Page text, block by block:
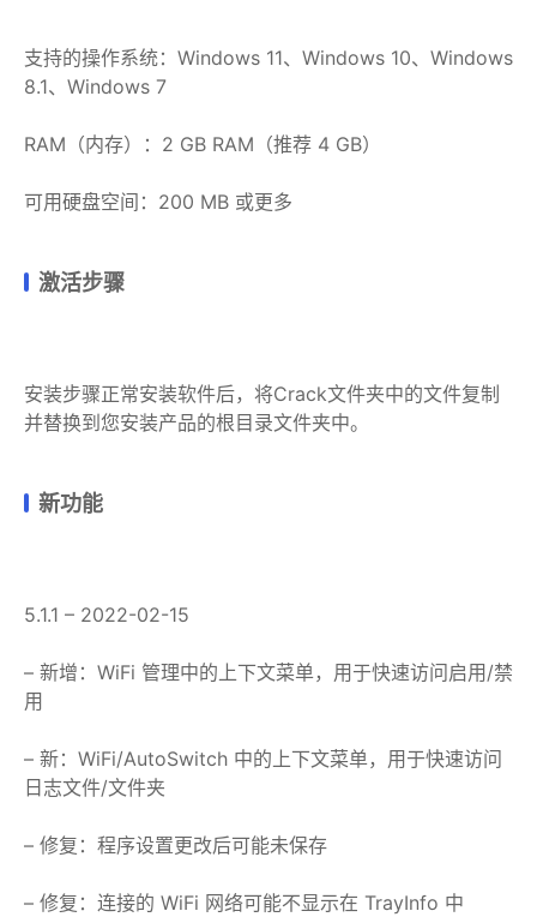
支持的操作系统：Windows 11、Windows 10、Windows
8.1、Windows 7
RAM（内存）：2 GB RAM（推荐 4 GB）
可用硬盘空间：200 MB 或更多
激活步骤
安装步骤正常安装软件后，将Crack文件夹中的文件复制
并替换到您安装产品的根目录文件夹中。
新功能
5.1.1 – 2022-02-15
– 新增：WiFi 管理中的上下文菜单，用于快速访问启用/禁
用
– 新：WiFi/AutoSwitch 中的上下文菜单，用于快速访问
日志文件/文件夹
– 修复：程序设置更改后可能未保存
– 修复：连接的 WiFi 网络可能不显示在 TrayInfo 中